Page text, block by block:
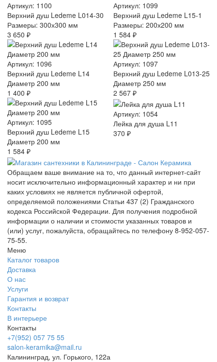
Артикул: 1100
Верхний душ Ledeme L014-30
Размеры: 300х300 мм
3 650 ₽
Артикул: 1099
Верхний душ Ledeme L15-1
Размеры: 200х200 мм
1 584 ₽
Артикул: 1096
Верхний душ Ledeme L14
Диаметр 200 мм
1 400 ₽
Артикул: 1097
Верхний душ Ledeme L013-25
Диаметр 250 мм
2 567 ₽
Артикул: 1095
Верхний душ Ledeme L15
Диаметр 200 мм
1 584 ₽
Артикул: 1054
Лейка для душа L11
370 ₽
Обращаем ваше внимание на то, что данный интернет-сайт
носит исключительно информационный характер и ни при
каких условиях не является публичной офертой,
определяемой положениями Статьи 437 (2) Гражданского
кодекса Российской Федерации. Для получения подробной
информации о наличии и стоимости указанных товаров и
(или) услуг, пожалуйста, обращайтесь по телефону 8-952-057-
75-55.
Меню
Каталог товаров
Доставка
О нас
Услуги
Гарантия и возврат
Контакты
В интерьере
Контакты
+7(952) 057 75 55
salon-keramika@mail.ru
Калининград, ул. Горького, 122а